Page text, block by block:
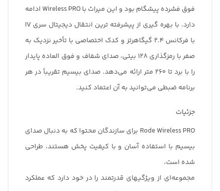
فوق فشرده پیشگام بود و این میراث با Wireless PRO ادامه
دارد. با بهره گیری از پیشرفته ترین انتقال دیجیتال سری IV
با فرکانس 2.4 گیگاهرتز و کدک اختصاصی با تأخیر نزدیک به
صفر با رمزگذاری 128 بیتی، صدای شفاف و فوق العاده پایدار
را با برد تا 260 متر ارائه می‌دهد. صدای بیسیم تقریباً در هر
برنامه ضبطی می‌توانید به آن اعتماد کنید.
جزئیات
Rode Wireless PRO برای سازندگان محتوا که به دنبال صدای
بیسیم با استفاده آسان و با کیفیت پخش هستند، طراحی
شده است،
مجموعه‌ای از ویژگیهای قدرتمند را در خود دارد که عملکرد